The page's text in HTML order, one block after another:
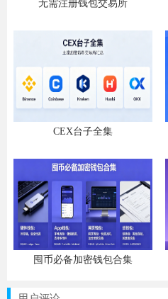
无需注册钱包交易所
CEX台子全集
囤币必备加密钱包合集